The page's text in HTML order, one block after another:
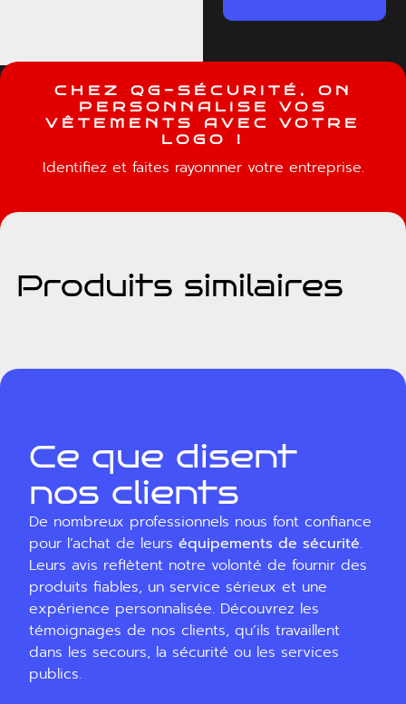
C H E Z Q G - S É C U R I T É , O N
P E R S O N N A L I S E VO S
V Ê T E M E N T S A V E C VO T R E
L O G O !
Identifiez et faites rayonnner votre entreprise.
Produits similaires
Ce que disent
nos clients
De nombreux professionnels nous font confiance
pour l’achat de leurséquipements de sécurité.
Leurs avis reflètent notre volonté de fournir des
produits fiables, un service sérieux et une
expérience personnalisée. Découvrez les
témoignages de nos clients, qu’ils travaillent
dans les secours, la sécurité ou les services
publics.